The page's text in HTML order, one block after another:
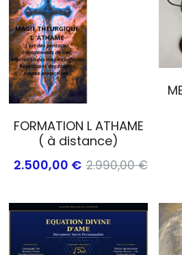
FORMATION L ATHAME
( à distance)
2.500,00 € 2.990,00 €